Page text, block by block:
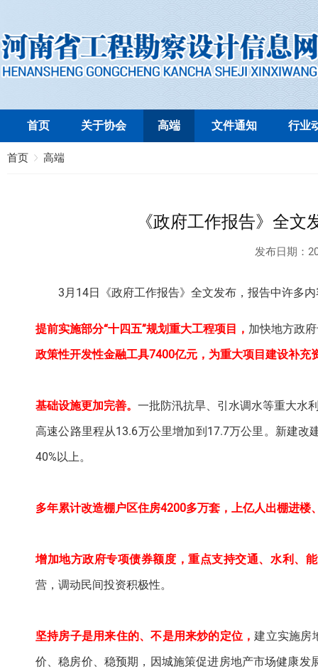
首页 关于协会 高端 文件通知 行业
首页 高端
《政府工作报告》全
发布日期：
3月14日《政府工作报告》全文发布，报告中许多
提前实施部分“十四五”规划重大工程项目， 加快地方政
政策性开发性金融工具7400亿元，为重大项目建设补充
基础设施更加完善。 一批防汛抗旱、引水调水等重大水
高速公路里程从13.6万公里增加到17.7万公里。新建
40%以上。
多年累计改造棚户区住房4200多万套，上亿人出棚进楼
增加地方政府专项债券额度，重点支持交通、水利、
营，调动民间投资积极性。
坚持房子是用来住的、不是用来炒的定位，建立实施房
价、稳房价、稳预期，因城施策促进房地产市场健康发